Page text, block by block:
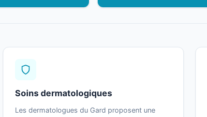
Soins dermatologiques
Les dermatologues du Gard proposent une